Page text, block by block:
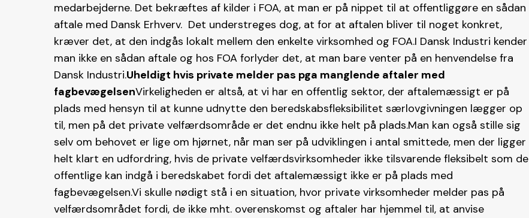
medarbejderne. Det bekræftes af kilder i FOA, at man er på nippet til at offentliggøre en sådan
aftale med Dansk Erhverv. Det understreges dog, at for at aftalen bliver til noget konkret,
kræver det, at den indgås lokalt mellem den enkelte virksomhed og FOA.I Dansk Industri kender
man ikke en sådan aftale og hos FOA forlyder det, at man bare venter på en henvendelse fra
Dansk Industri.Uheldigt hvis private melder pas pga manglende aftaler med
fagbevægelsenVirkeligheden er altså, at vi har en offentlig sektor, der aftalemæssigt er på
plads med hensyn til at kunne udnytte den beredskabsfleksibilitet særlovgivningen lægger op
til, men på det private velfærdsområde er det endnu ikke helt på plads.Man kan også stille sig
selv om behovet er lige om hjørnet, når man ser på udviklingen i antal smittede, men der ligger
helt klart en udfordring, hvis de private velfærdsvirksomheder ikke tilsvarende fleksibelt som de
offentlige kan indgå i beredskabet fordi det aftalemæssigt ikke er på plads med
fagbevægelsen.Vi skulle nødigt stå i en situation, hvor private virksomheder melder pas på
velfærdsområdet fordi, de ikke mht. overenskomst og aftaler har hjemmel til, at anvise